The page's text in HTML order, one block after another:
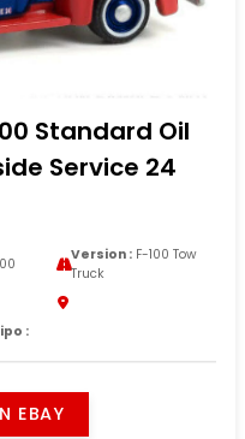
Standard Oil
Service 24
Version :F-100 Tow
Truck
:
EBAY